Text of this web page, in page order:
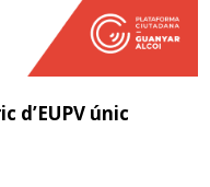
d’EUPV únic